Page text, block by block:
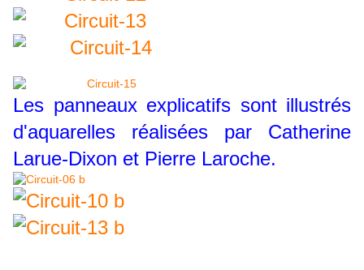
Les panneaux explicatifs sont illustrés
d'aquarelles réalisées par Catherine
Larue-Dixon et Pierre Laroche.